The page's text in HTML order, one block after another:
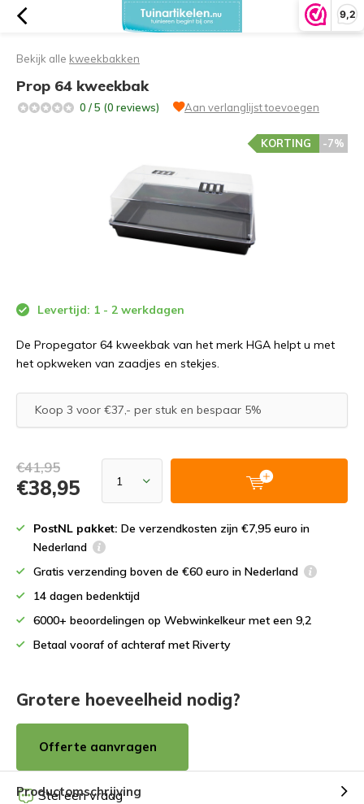
9,2
Bekijk alle kweekbakken
Prop 64 kweekbak
0 / 5 (0 reviews) Aan verlanglijst toevoegen
-7%
KORTING
Levertijd: 1 - 2 werkdagen
De Propegator 64 kweekbak van het merk HGA helpt u met
het opkweken van zaadjes en stekjes.
Koop 3 voor €37,- per stuk en bespaar 5%
€41,95
€38,95
PostNL pakket: De verzendkosten zijn €7,95 euro in
Nederland
Gratis verzending boven de €60 euro in Nederland
14 dagen bedenktijd
6000+ beoordelingen op Webwinkelkeur met een 9,2
Betaal vooraf of achteraf met Riverty
Grotere hoeveelheid nodig?
Offerte aanvragen
Stel een vraag
Productomschrijving